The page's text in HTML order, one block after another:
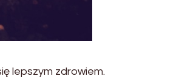
lepszym zdrowiem.